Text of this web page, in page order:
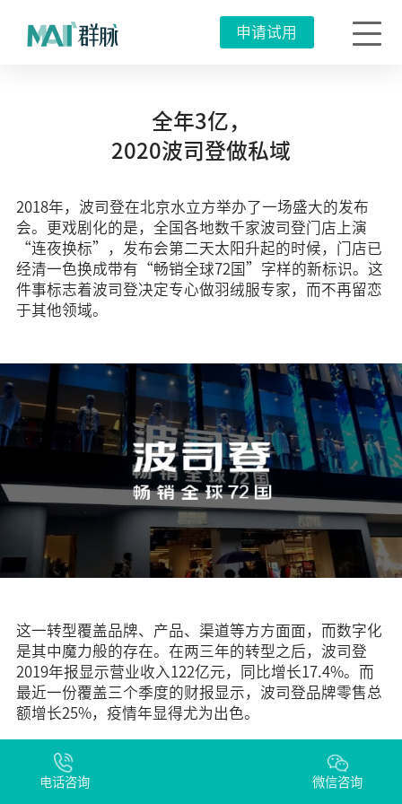
申请试用
全年3亿，
2020波司登做私域
2018年，波司登在北京水立方举办了一场盛大的发布
会。更戏剧化的是，全国各地数千家波司登门店上演
“连夜换标”，发布会第二天太阳升起的时候，门店已
经清一色换成带有“畅销全球72国”字样的新标识。这
件事标志着波司登决定专心做羽绒服专家，而不再留恋
于其他领域。
这一转型覆盖品牌、产品、渠道等方方面面，而数字化
是其中魔力般的存在。在两三年的转型之后，波司登
2019年报显示营业收入122亿元，同比增长17.4%。而
最近一份覆盖三个季度的财报显示，波司登品牌零售总
额增长25%，疫情年显得尤为出色。
电话咨询 微信咨询